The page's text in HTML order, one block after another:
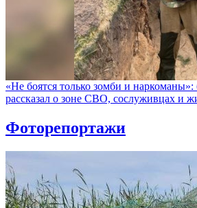
«Не боятся только зомби и
рассказал о зоне СВО, сослуживцах и
Фоторепортажи